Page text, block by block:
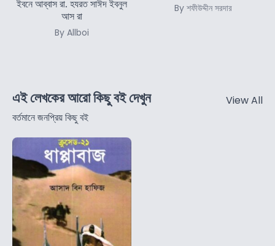
ইবনে আব্বাস রা. হযরত সাঈদ ইবনুল
আস রা
By Allboi
By শফীউদ্দীন সরদার
এই লেখকের আরো কিছু বই দেখুন
বর্তমানে জনপ্রিয় কিছু বই
View All